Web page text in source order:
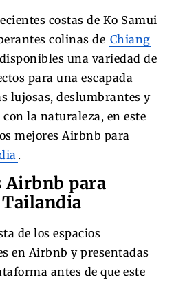
costas de Ko Samui
colinas de Chiang
una variedad de
para una escapada
lujosas, deslumbrantes y
la naturaleza, en este
mejores Airbnb para
.
Airbnb para
Tailandia
de los espacios
en Airbnb y presentadas
antes de que este